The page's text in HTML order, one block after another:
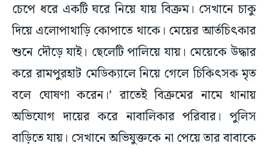
চেপে ধরে একটি ঘরে নিয়ে যায় বিক্রম। সেখানে চাকু
দিয়ে এলোপাথাড়ি কোপাতে থাকে। মেয়ের আর্তচিৎকার
শুনে দৌড়ে যাই। ছেলেটি পালিয়ে যায়। মেয়েকে উদ্ধার
করে রামপুরহাট মেডিক্যালে নিয়ে গেলে চিকিৎসক মৃত
বলে ঘোষণা করেন।’ রাতেই বিক্রমের নামে থানায়
অভিযোগ দায়ের করে নাবালিকার পরিবার। পুলিস
বাড়িতে যায়। সেখানে অভিযুক্তকে না পেয়ে তার বাবাকে